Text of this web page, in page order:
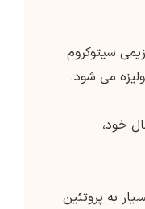
سیتوکروم
خود،
به پروتئین